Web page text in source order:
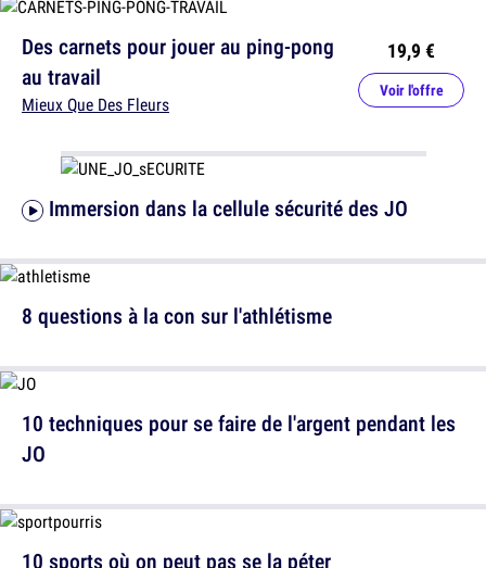
Des carnets pour jouer au ping-pong
au travail
Mieux Que Des Fleurs
19,9 €
Voir l'offre
8 questions à la con sur l'athlétisme
10 techniques pour se faire de l'argent pendant les
JO
Immersion dans la cellule sécurité des JO
10 sports où on peut pas se la péter